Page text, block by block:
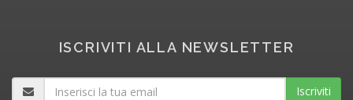
ISCRIVITI ALLA NEWSLETTER
Iscriviti